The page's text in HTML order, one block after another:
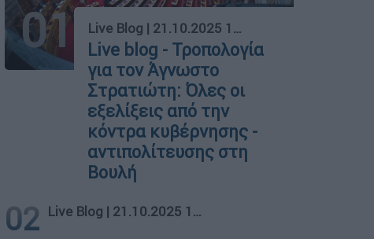
01 Live Blog | 21.10.2025 17:15
Live blog - Τροπολογία
για τον Άγνωστο
Στρατιώτη: Όλες οι
εξελίξεις από την
κόντρα κυβέρνησης -
αντιπολίτευσης στη
Βουλή
02 Live Blog | 21.10.2025 17:15